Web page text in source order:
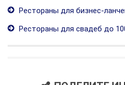
Рестораны для бизнес-
Рестораны для свадеб до